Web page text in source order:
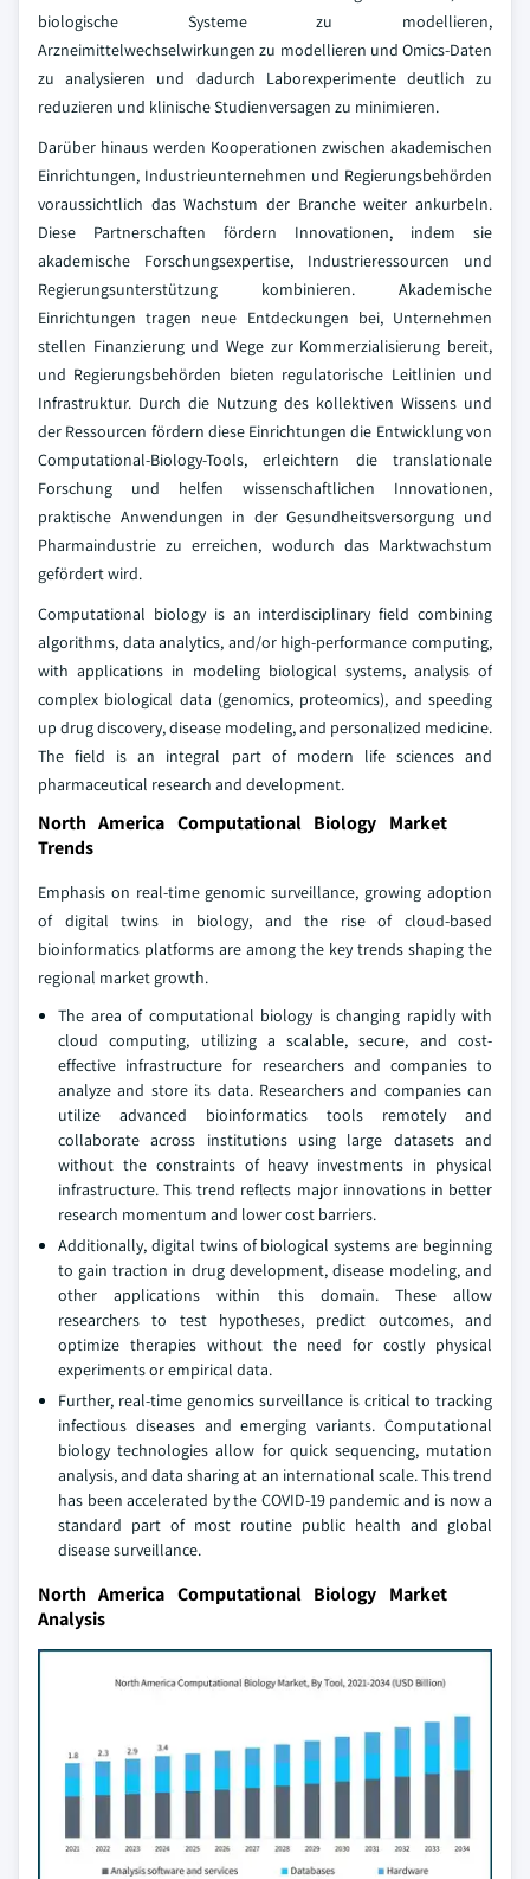
biologische Systeme zu modellieren,
Arzneimittelwechselwirkungen zu modellieren und Omics-Daten
zu analysieren und dadurch Laborexperimente deutlich zu
reduzieren und klinische Studienversagen zu minimieren.
Darüber hinaus werden Kooperationen zwischen akademischen
Einrichtungen, Industrieunternehmen und Regierungsbehörden
voraussichtlich das Wachstum der Branche weiter ankurbeln.
Diese Partnerschaften fördern Innovationen, indem sie
akademische Forschungsexpertise, Industrieressourcen und
Regierungsunterstützung kombinieren. Akademische
Einrichtungen tragen neue Entdeckungen bei, Unternehmen
stellen Finanzierung und Wege zur Kommerzialisierung bereit,
und Regierungsbehörden bieten regulatorische Leitlinien und
Infrastruktur. Durch die Nutzung des kollektiven Wissens und
der Ressourcen fördern diese Einrichtungen die Entwicklung von
Computational-Biology-Tools, erleichtern die translationale
Forschung und helfen wissenschaftlichen Innovationen,
praktische Anwendungen in der Gesundheitsversorgung und
Pharmaindustrie zu erreichen, wodurch das Marktwachstum
gefördert wird.
Computational biology is an interdisciplinary field combining
algorithms, data analytics, and/or high-performance computing,
with applications in modeling biological systems, analysis of
complex biological data (genomics, proteomics), and speeding
up drug discovery, disease modeling, and personalized medicine.
The field is an integral part of modern life sciences and
pharmaceutical research and development.
North America Computational Biology Market
Trends
Emphasis on real-time genomic surveillance, growing adoption
of digital twins in biology, and the rise of cloud-based
bioinformatics platforms are among the key trends shaping the
regional market growth.
The area of computational biology is changing rapidly with
cloud computing, utilizing a scalable, secure, and cost-
effective infrastructure for researchers and companies to
analyze and store its data. Researchers and companies can
utilize advanced bioinformatics tools remotely and
collaborate across institutions using large datasets and
without the constraints of heavy investments in physical
infrastructure. This trend reflects major innovations in better
research momentum and lower cost barriers.
Additionally, digital twins of biological systems are beginning
to gain traction in drug development, disease modeling, and
other applications within this domain. These allow
researchers to test hypotheses, predict outcomes, and
optimize therapies without the need for costly physical
experiments or empirical data.
Further, real-time genomics surveillance is critical to tracking
infectious diseases and emerging variants. Computational
biology technologies allow for quick sequencing, mutation
analysis, and data sharing at an international scale. This trend
has been accelerated by the COVID-19 pandemic and is now a
standard part of most routine public health and global
disease surveillance.
North America Computational Biology Market
Analysis